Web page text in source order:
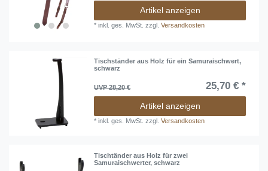
Artikel anzeigen
*inkl. ges. MwSt. zzgl.Versandkosten
Tischständer aus Holz für ein Samuraischwert,
schwarz
UVP 28,20 € 25,70 € *
Artikel anzeigen
*inkl. ges. MwSt. zzgl.Versandkosten
Tischtänder aus Holz für zwei
Samuraischwerter, schwarz